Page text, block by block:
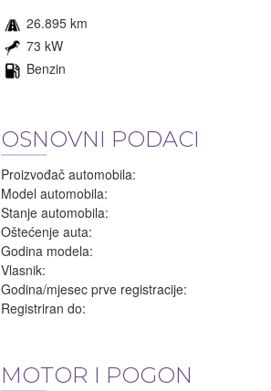
26.895 km
73 kW
Benzin
OSNOVNI PODACI
Proizvođač automobila:
Model automobila:
Stanje automobila:
Oštećenje auta:
Godina modela:
Vlasnik:
Godina/mjesec prve registracije:
Registriran do:
MOTOR I POGON